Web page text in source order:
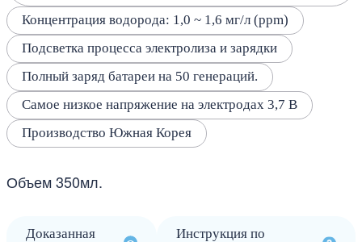
Концентрация водорода: 1,0 ~ 1,6 мг/л (ppm)
Подсветка процесса электролиза и зарядки
Полный заряд батареи на 50 генераций.
Самое низкое напряжение на электродах 3,7 В
Производство Южная Корея
Объем 350мл.
Доказанная
Инструкция по